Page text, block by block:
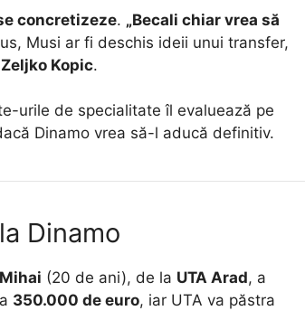
concretizeze. „Becali chiar vrea să
Musi ar fi deschis ideii unui transfer,
Zeljko Kopic.
urile de specialitate îl evaluează pe
Dinamo vrea să-l aducă definitiv.
Dinamo
(20 de ani), de la UTA Arad, a
350.000 de euro, iar UTA va păstra